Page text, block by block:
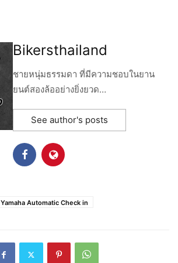
Bikersthailand
ชายหนุ่มธรรมดา ที่มีความชอบในยาน
ยนต์สองล้ออย่างยิ่งยวด…
See author's posts
Yamaha Automatic Check in